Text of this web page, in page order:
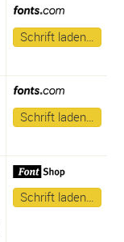
Schrift laden…
Schrift laden…
Schrift laden…